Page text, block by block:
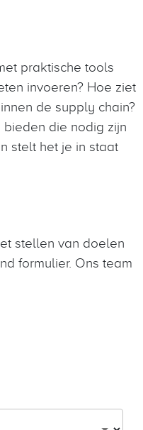
praktische tools
invoeren? Hoe ziet
de supply chain?
die nodig zijn
stelt het je in staat
stellen van doelen
formulier. Ons team